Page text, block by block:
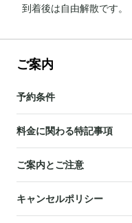
到着後は自由解散です。
ご案内
予約条件
料金に関わる特記事項
ご案内とご注意
キャンセルポリシー